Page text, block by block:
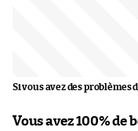
Si vous avez des problèmes
Vous avez 100% de